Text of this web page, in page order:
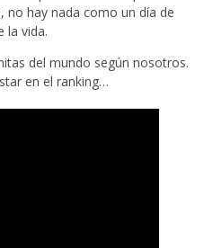
no hay nada como un día de
la vida.
del mundo según nosotros.
en el ranking…